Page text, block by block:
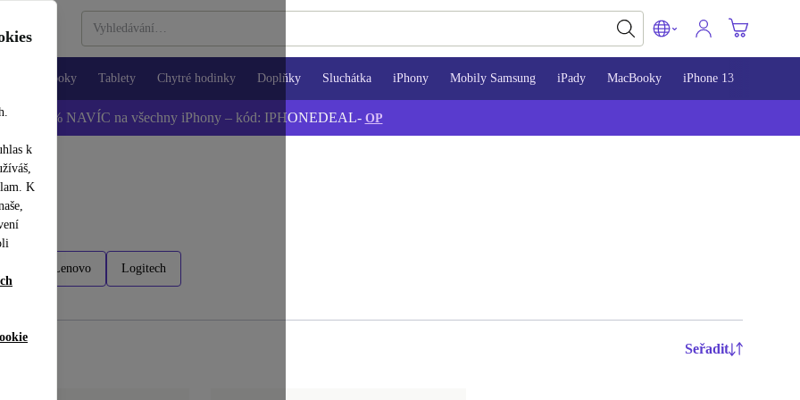
k
K
Notebooky Tablety Chytré hodinky Doplňky Sluchátka iPhony Mobily Samsung iPady MacBooky iPhone 13
📱 -5 % NAVÍC na všechny iPhony – kód: IPHONEDEAL- OP
Lenovo Logitech
Seřadit